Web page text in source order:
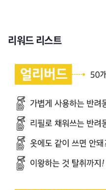
리워드 리스트